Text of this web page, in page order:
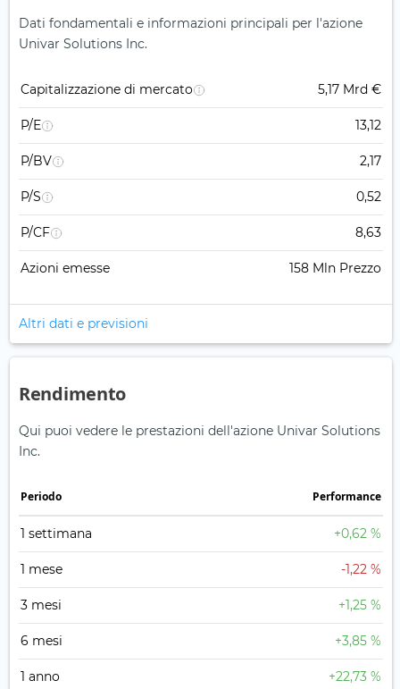
Dati fondamentali e informazioni principali per l'azione
Univar Solutions Inc.
Capitalizzazione di mercato 5,17 Mrd €
P/E 13,12
P/BV 2,17
P/S 0,52
P/CF 8,63
Azioni emesse 158 Mln Prezzo
Altri dati e previsioni
Rendimento
Qui puoi vedere le prestazioni dell'azione Univar Solutions
Inc.
Periodo Performance
1 settimana +0,62 %
1 mese -1,22 %
3 mesi +1,25 %
6 mesi +3,85 %
1 anno +22,73 %